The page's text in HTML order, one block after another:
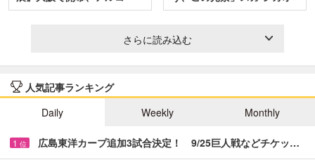
＆…
と…
さらに読み込む
人気記事ランキング
Daily
Weekly Monthly
1 位 広島東洋カープ追加3試合決定！ 9/25巨人戦などチケッ…